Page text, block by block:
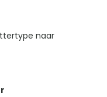
naar